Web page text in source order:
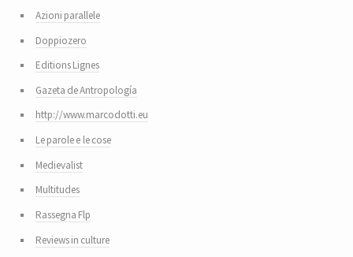
Azioni parallele
Doppiozero
Editions Lignes
Gazeta de Antropología
http://www.marcodotti.eu
Le parole e le cose
Medievalist
Multitudes
Rassegna Flp
Reviews in culture